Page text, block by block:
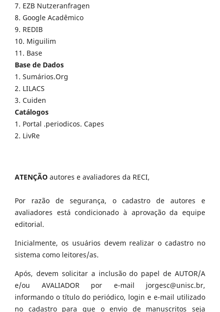
7. EZB Nutzeranfragen
8. Google Acadêmico
9. REDIB
10. Miguilim
11. Base
Base de Dados
1. Sumários.Org
2. LILACS
3. Cuiden
Catálogos
1. Portal .periodicos. Capes
2. LivRe
ATENÇÃO autores e avaliadores da RECI,
Por razão de segurança, o cadastro de autores e
avaliadores está condicionado à aprovação da equipe
editorial.
Inicialmente, os usuários devem realizar o cadastro no
sistema como leitores/as.
Após, devem solicitar a inclusão do papel de AUTOR/A
e/ou AVALIADOR por e-mail jorgesc@unisc.br,
informando o título do periódico, login e e-mail utilizado
no cadastro para que o envio de manuscritos seja